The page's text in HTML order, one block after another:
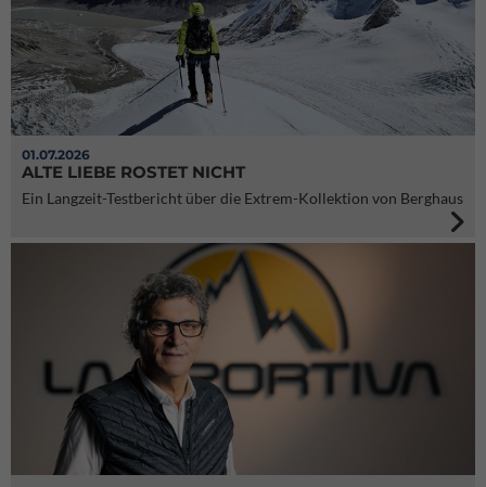
01.07.2026
ALTE LIEBE ROSTET NICHT
Ein Langzeit-Testbericht über die Extrem-Kollektion von Berghaus